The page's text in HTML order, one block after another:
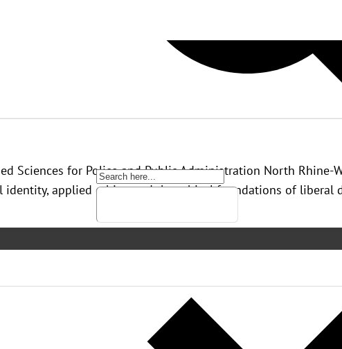
Sciences for Police and Public Administration North Rhine-
applied ethics, and the ethical foundations of liberal